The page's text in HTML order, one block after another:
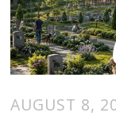
AUGUST 8,